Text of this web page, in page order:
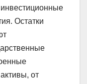
Остатки
от